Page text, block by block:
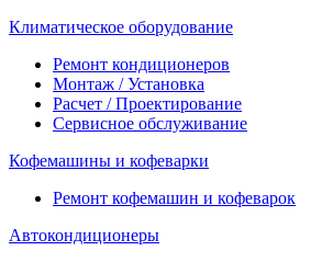
Климатическое оборудование
Ремонт кондиционеров
Монтаж / Установка
Расчет / Проектирование
Сервисное обслуживание
Кофемашины и кофеварки
Ремонт кофемашин и кофеварок
Автокондиционеры